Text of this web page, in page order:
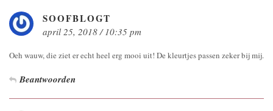
SOOFBLOGT
april 25, 2018 / 10:35 pm
Oeh wauw, die ziet er echt heel erg mooi uit! De kleurtjes passen zeker bij mij.
Beantwoorden